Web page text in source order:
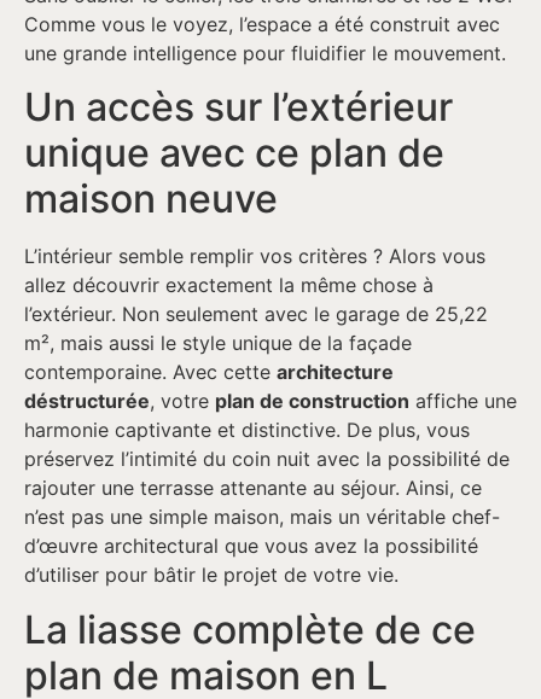
Comme vous le voyez, l’espace a été construit avec
une grande intelligence pour fluidifier le mouvement.
Un accès sur l’extérieur
unique avec ce plan de
maison neuve
L’intérieur semble remplir vos critères ? Alors vous
allez découvrir exactement la même chose à
l’extérieur. Non seulement avec le garage de 25,22
m², mais aussi le style unique de la façade
contemporaine. Avec cette architecture
déstructurée, votre plan de construction affiche une
harmonie captivante et distinctive. De plus, vous
préservez l’intimité du coin nuit avec la possibilité de
rajouter une terrasse attenante au séjour. Ainsi, ce
n’est pas une simple maison, mais un véritable chef-
d’œuvre architectural que vous avez la possibilité
d’utiliser pour bâtir le projet de votre vie.
La liasse complète de ce
plan de maison en L